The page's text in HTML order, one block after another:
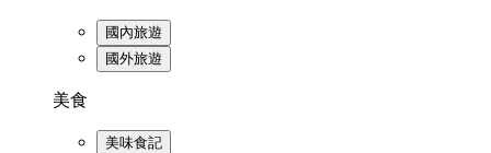
國內旅遊
國外旅遊
美食
美味食記